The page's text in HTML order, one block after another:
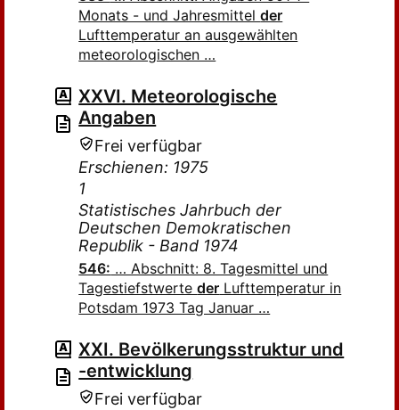
Monats - und Jahresmittelder
Lufttemperatur an ausgewählten
meteorologischen …
XXVI. Meteorologische
Angaben
Frei verfügbar
Erschienen: 1975
1
Statistisches Jahrbuch der
Deutschen Demokratischen
Republik - Band 1974
546: … Abschnitt: 8. Tagesmittel und
Tagestiefstwerteder Lufttemperatur in
Potsdam 1973 Tag Januar …
XXI. Bevölkerungsstruktur und
-entwicklung
Frei verfügbar